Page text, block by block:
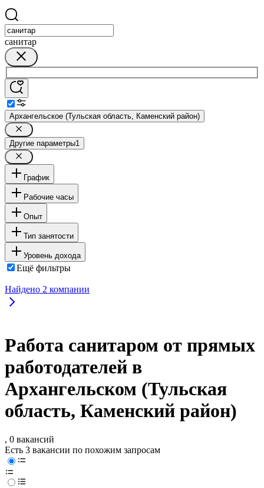
санитар
Архангельское (Тульская область, Каменский район)
Другие параметры1
График
Рабочие часы
Опыт
Тип занятости
Уровень дохода
Ещё фильтры
Найдено 2 компании
Работа санитаром от прямых
работодателей в
Архангельском (Тульская
область, Каменский район)
, 0 вакансий
Есть 3 вакансии по похожим запросам